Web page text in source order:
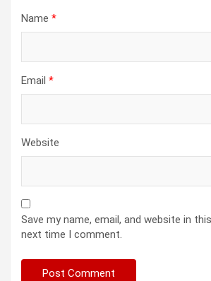
Name *
Email *
Website
Save my name, email, and website in
next time I comment.